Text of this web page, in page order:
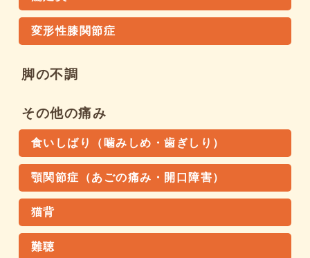
変形性膝関節症
脚の不調
その他の痛み
食いしばり（噛みしめ・歯ぎしり）
顎関節症（あごの痛み・開口障害）
猫背
難聴